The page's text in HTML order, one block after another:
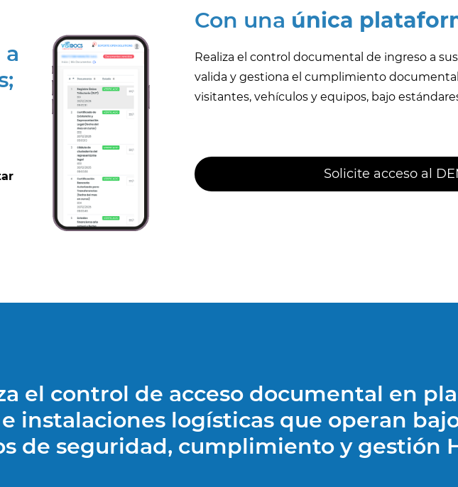
Con una única
Realiza el control documental de ingreso a
valida y gestiona el cumplimiento
visitantes, vehículos y equipos, bajo
Solicite acceso al
el control de acceso documental en
instalaciones logísticas que operan
de seguridad, cumplimiento y gestión